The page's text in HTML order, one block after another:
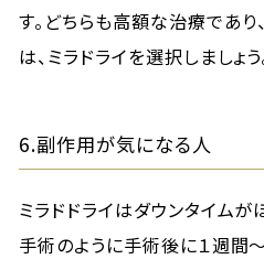
す。どちらも高額な治療であ
は、ミラドライを選択しましょう
6.副作用が気になる人
ミラドドライはダウンタイムが
手術のように手術後に１週間